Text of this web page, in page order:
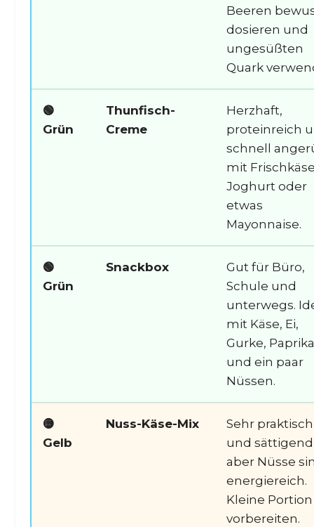
Beeren
dosieren und
ungesüßten
Quark
🟢
Grün
Thunfisch-
Creme
Herzhaft,
proteinreich
schnell
mit
Joghurt oder
etwas
Mayonnaise.
🟢
Grün
Snackbox
Gut für Büro,
Schule und
unterwegs.
mit Käse, Ei,
Gurke, Paprika
und ein paar
Nüssen.
🟡
Gelb
Nuss-Käse-Mix
Sehr praktisch
und
aber Nüsse
energiereich.
Kleine Portion
vorbereiten.